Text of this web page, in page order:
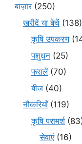
बाज़ार(250)
खरीदें या बेचें (138)
कृषि उपकरण
पशुधन (25)
फसलें(70)
बीज (40)
नौकरियाँ(119)
कृषि परामर्श
सेवाएं(16)